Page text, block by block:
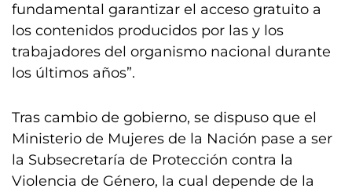
fundamental garantizar el acceso gratuito a
los contenidos producidos por las y los
trabajadores del organismo nacional durante
los últimos años”.
Tras cambio de gobierno, se dispuso que el
Ministerio de Mujeres de la Nación pase a ser
la Subsecretaría de Protección contra la
Violencia de Género, la cual depende de la